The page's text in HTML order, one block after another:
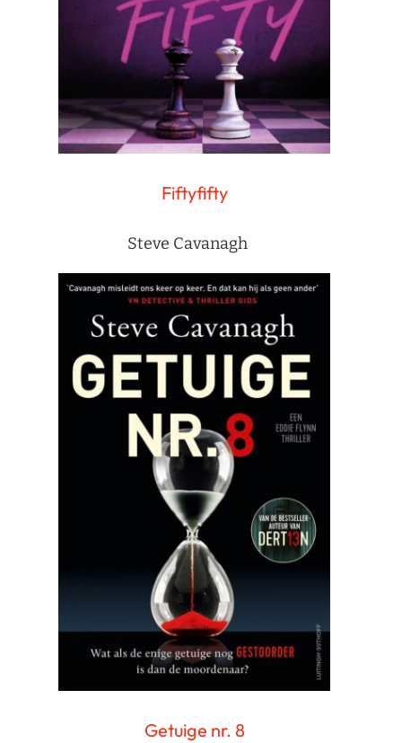
Fiftyfifty
Steve Cavanagh
Getuige nr. 8